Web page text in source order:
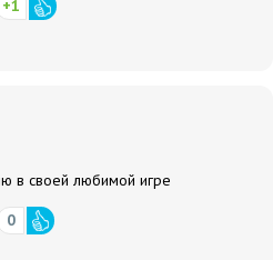
+1
в своей любимой игре
0